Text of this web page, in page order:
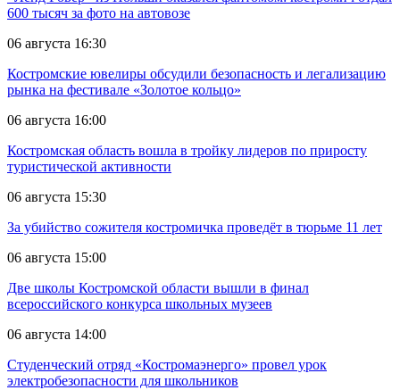
600 тысяч за фото на автовозе
06 августа 16:30
Костромские ювелиры обсудили безопасность и легализацию
рынка на фестивале «Золотое кольцо»
06 августа 16:00
Костромская область вошла в тройку лидеров по приросту
туристической активности
06 августа 15:30
За убийство сожителя костромичка проведёт в тюрьме 11 лет
06 августа 15:00
Две школы Костромской области вышли в финал
всероссийского конкурса школьных музеев
06 августа 14:00
Студенческий отряд «Костромаэнерго» провел урок
электробезопасности для школьников